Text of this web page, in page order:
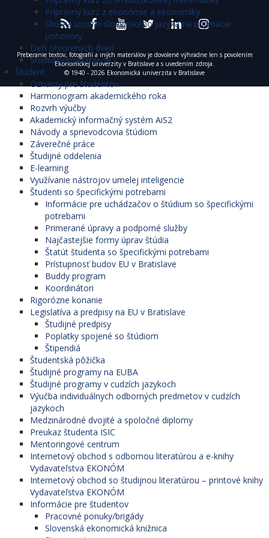
Prípravný kurz z ekonómie a ekonomiky
Skúška úrovne slovenského jazyka na prijímacie
pohovory
Deň otvorených dverí
Štúdiumekonómie.sk
Študent
Oznamy pre študentov
Harmonogram akademického roka
Rozvrh výučby
Akademický informačný systém AiS2
Návody a sprievodcovia štúdiom
Záverečné práce
Študijné oddelenia
E-learning
Využívanie nástrojov umelej inteligencie
Študenti so špecifickými potrebami
Informácie pre uchádzačov o štúdium so špecifickými
potrebami
Primerané úpravy a podporné služby
Najčastejšie formy úprav štúdia
Štatút študenta so špecifickými potrebami
Prístupnosť budov EU v Bratislave
Buddy program
Koordinátori
Rigorózne konanie
Legislatíva a predpisy na EU v Bratislave
Študijné predpisy
Poplatky spojené so štúdiom
Štipendiá
Študentská pôžička
Študijné programy na EUBA
Študijné programy v cudzích jazykoch
Výučba individuálnych odborných predmetov v cudzích
jazykoch
Medzinárodné dvojité a spoločné diplomy
Preukaz študenta ISIC
Mentoringové centrum
Internetový obchod s odbornou literatúrou a e-knihy
Vydavateľstva EKONÓM
Internetový obchod so študijnou literatúrou – printové knihy
Vydavateľstva EKONÓM
Informácie pre študentov
Pracovné ponuky/brigády
Slovenská ekonomická knižnica
Preberanie textov, fotografií a iných materiálov je dovolené výhradne len s povolením
Ekonomickej univerzity v Bratislave a s uvedením zdroja.
© 1940 - 2026 Ekonomická univerzita v Bratislave